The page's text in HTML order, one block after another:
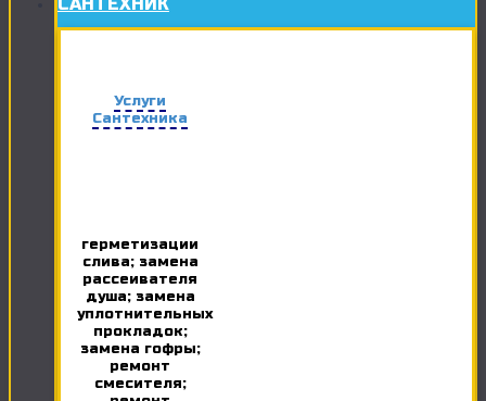
Услуги
Сантехника
герметизации
слива; замена
рассеивателя
душа; замена
уплотнительных
прокладок;
замена гофры;
ремонт
смесителя;